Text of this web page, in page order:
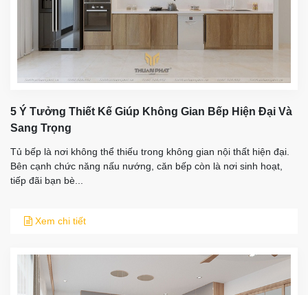
5 Ý Tưởng Thiết Kế Giúp Không Gian Bếp Hiện Đại Và
Sang Trọng
Tủ bếp là nơi không thể thiếu trong không gian nội thất hiện đại.
Bên cạnh chức năng nấu nướng, căn bếp còn là nơi sinh hoạt,
tiếp đãi bạn bè...
Xem chi tiết